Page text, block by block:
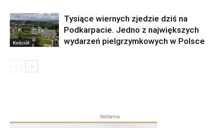
Kościół
Tysiące wiernych zjedzie dziś na
Podkarpacie. Jedno z największych
wydarzeń pielgrzymkowych w Polsce
Reklama